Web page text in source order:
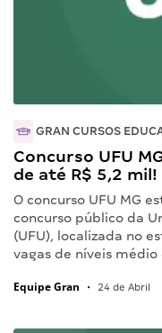
GRAN CURSOS
Concurso UFU
de até R$ 5,2 mil!
O concurso UFU MG
concurso público da
(UFU), localizada no
vagas de níveis
Equipe Gran • 24 de Abril